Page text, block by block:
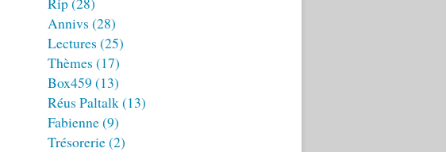
Annivs (28)
Lectures (25)
Thèmes (17)
Box459 (13)
Réus Paltalk(13)
Fabienne(9)
Trésorerie(2)